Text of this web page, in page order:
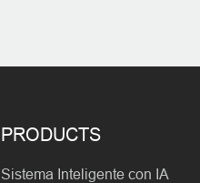
PRODUCTS
Sistema Inteligente con IA